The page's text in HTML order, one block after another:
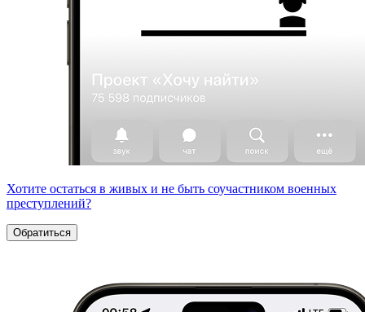
Хотите остаться в живых и не быть соучастником военных
преступлений?
Обратиться